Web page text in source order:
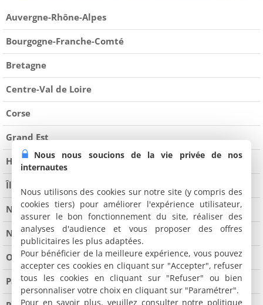
Auvergne-Rhône-Alpes
Bourgogne-Franche-Comté
Bretagne
Centre-Val de Loire
Corse
Grand Est
Hauts-de-France
Île-de-France
Normandie
Nouvelle-Aquitaine
Occitanie
Pays de la Loire
Nous nous soucions de la vie privée de nos
internautes
Nous utilisons des cookies sur notre site (y compris des
cookies tiers) pour améliorer l'expérience utilisateur,
assurer le bon fonctionnement du site, réaliser des
analyses d'audience et vous proposer des offres
publicitaires les plus adaptées.
Pour bénéficier de la meilleure expérience, vous pouvez
accepter ces cookies en cliquant sur "Accepter", refuser
tous les cookies en cliquant sur "Refuser" ou bien
personnaliser votre choix en cliquant sur "Paramétrer".
Pour en savoir plus, veuillez consulter notre politique